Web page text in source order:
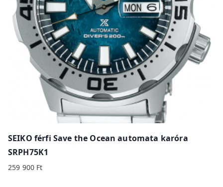
SEIKO férfi Save the Ocean automata karóra
SRPH75K1
259 900 Ft